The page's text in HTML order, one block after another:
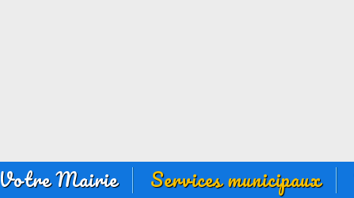
Votre Mairie Services municipaux